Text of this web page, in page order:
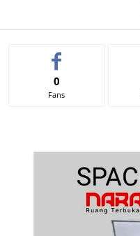
0
Fans